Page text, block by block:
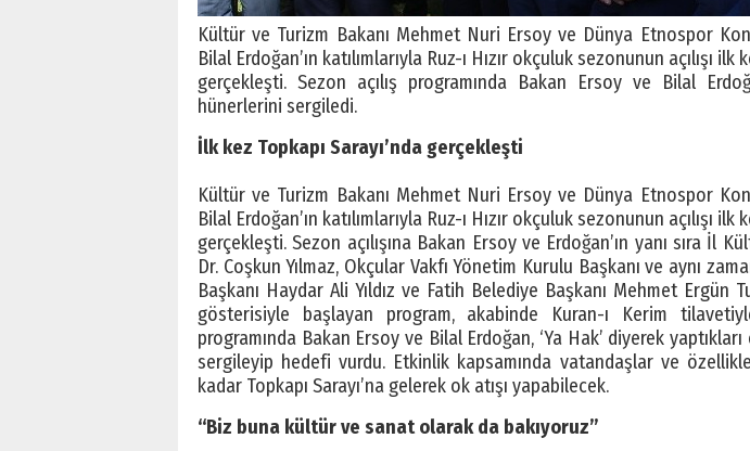
Kültür ve Turizm Bakanı Mehmet Nuri Ersoy ve Dünya Etnospor
Bilal Erdoğan’ın katılımlarıyla Ruz-ı Hızır okçuluk sezonunun açılışı ilk
gerçekleşti. Sezon açılış programında Bakan Ersoy ve Bilal
hünerlerini sergiledi.
İlk kez Topkapı Sarayı’nda gerçekleşti
Kültür ve Turizm Bakanı Mehmet Nuri Ersoy ve Dünya Etnospor
Bilal Erdoğan’ın katılımlarıyla Ruz-ı Hızır okçuluk sezonunun açılışı ilk
gerçekleşti. Sezon açılışına Bakan Ersoy ve Erdoğan’ın yanı sıra İl
Dr. Coşkun Yılmaz, Okçular Vakfı Yönetim Kurulu Başkanı ve aynı
Başkanı Haydar Ali Yıldız ve Fatih Belediye Başkanı Mehmet Ergün
gösterisiyle başlayan program, akabinde Kuran-ı Kerim
programında Bakan Ersoy ve Bilal Erdoğan, ‘Ya Hak’ diyerek
sergileyip hedefi vurdu. Etkinlik kapsamında vatandaşlar ve
kadar Topkapı Sarayı’na gelerek ok atışı yapabilecek.
“Biz buna kültür ve sanat olarak da bakıyoruz”